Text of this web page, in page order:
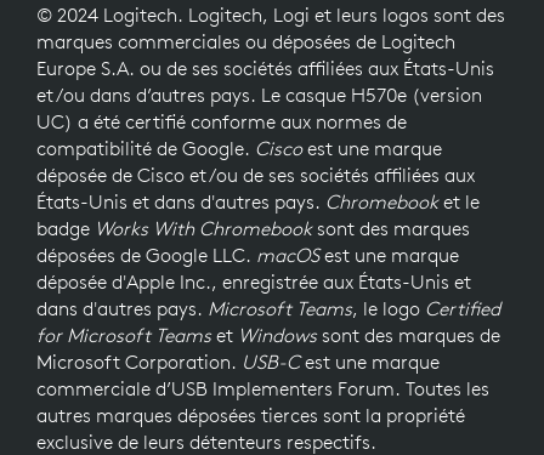
© 2024 Logitech. Logitech, Logi et leurs logos sont des
marques commerciales ou déposées de Logitech
Europe S.A. ou de ses sociétés affiliées aux États-Unis
et/ou dans d’autres pays. Le casque H570e (version
UC) a été certifié conforme aux normes de
compatibilité de Google. Ciscoest une marque
déposée de Cisco et/ou de ses sociétés affiliées aux
États-Unis et dans d'autres pays. Chromebooket le
badge Works With Chromebooksont des marques
déposées de Google LLC. macOSest une marque
déposée d'Apple Inc., enregistrée aux États-Unis et
dans d'autres pays. Microsoft Teams, le logo Certified
for Microsoft Teamset Windowssont des marques de
Microsoft Corporation. USB-Cest une marque
commerciale d’USB Implementers Forum. Toutes les
autres marques déposées tierces sont la propriété
exclusive de leurs détenteurs respectifs.